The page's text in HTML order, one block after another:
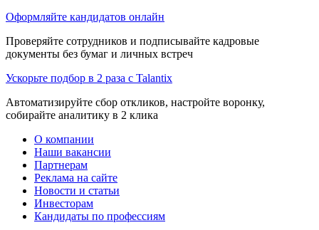
Оформляйте кандидатов онлайн
Проверяйте сотрудников и подписывайте кадровые
документы без бумаг и личных встреч
Ускорьте подбор в 2 раза с Talantix
Автоматизируйте сбор откликов, настройте воронку,
собирайте аналитику в 2 клика
О компании
Наши вакансии
Партнерам
Реклама на сайте
Новости и статьи
Инвесторам
Кандидаты по профессиям